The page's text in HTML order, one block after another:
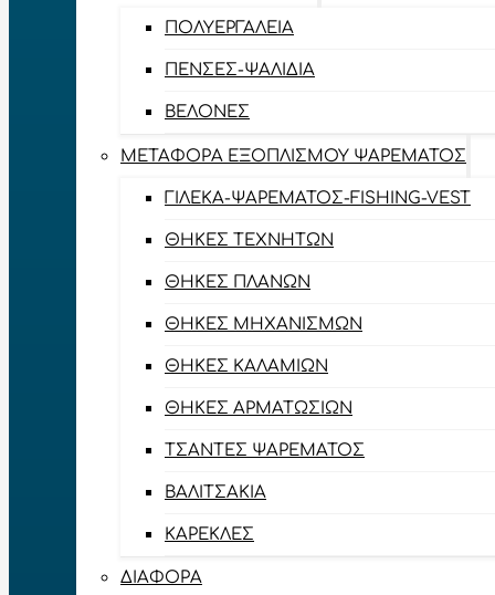
ΠΟΛΥΕΡΓΑΛΕΊΑ
ΠΈΝΣΕΣ-ΨΑΛΊΔΙΑ
ΒΕΛΌΝΕΣ
ΜΕΤΑΦΟΡΆ ΕΞΟΠΛΙΣΜΟΎ ΨΑΡΈΜΑΤΟΣ
ΓΙΛΈΚΑ-ΨΑΡΈΜΑΤΟΣ-FISHING-VEST
ΘΉΚΕΣ ΤΕΧΝΗΤΏΝ
ΘΉΚΕΣ ΠΛΆΝΩΝ
ΘΉΚΕΣ ΜΗΧΑΝΙΣΜΏΝ
ΘΉΚΕΣ ΚΑΛΑΜΙΏΝ
ΘΉΚΕΣ ΑΡΜΑΤΩΣΙΏΝ
ΤΣΆΝΤΕΣ ΨΑΡΈΜΑΤΟΣ
ΒΑΛΙΤΣΆΚΙΑ
ΚΑΡΈΚΛΕΣ
ΔΙΆΦΟΡΑ